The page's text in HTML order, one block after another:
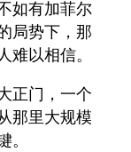
如有加菲尔
局势下，那
以相信。
正门，一个
那里大规模